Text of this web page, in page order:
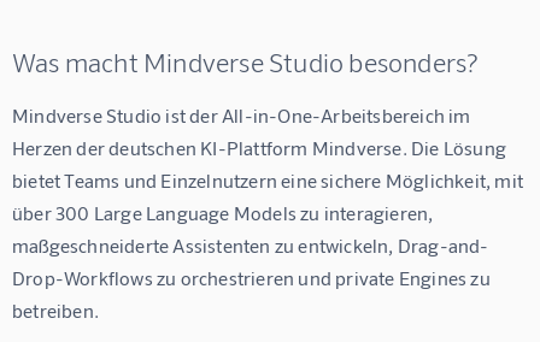
Was macht Mindverse Studio besonders?
Mindverse Studio ist der All-in-One-Arbeitsbereich im
Herzen der deutschen KI-Plattform Mindverse. Die Lösung
bietet Teams und Einzelnutzern eine sichere Möglichkeit, mit
über 300 Large Language Models zu interagieren,
maßgeschneiderte Assistenten zu entwickeln, Drag-and-
Drop-Workflows zu orchestrieren und private Engines zu
betreiben.